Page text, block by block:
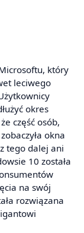
który
leciwego
okres
część osób,
okna
tego dalej ani
10 została
na swój
rozwiązana